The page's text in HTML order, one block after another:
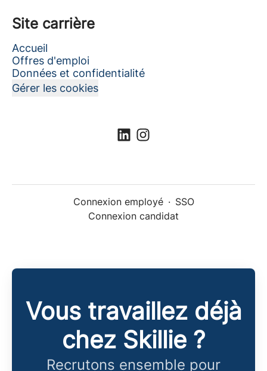
Site carrière
Accueil
Offres d'emploi
Données et confidentialité
Gérer les cookies
Connexion employé · SSO
Connexion candidat
Vous travaillez déjà
chez Skillie ?
Recrutons ensemble pour